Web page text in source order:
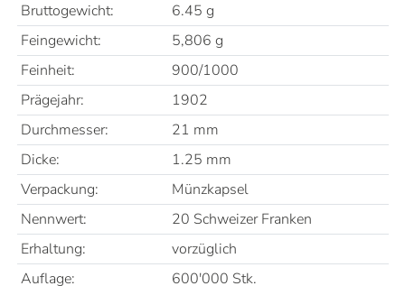
Bruttogewicht:
6.45 g
Feingewicht:
5,806 g
Feinheit:
900/1000
Prägejahr:
1902
Durchmesser:
21 mm
Dicke:
1.25 mm
Verpackung:
Münzkapsel
Nennwert:
20 Schweizer Franken
Erhaltung:
vorzüglich
Auflage:
600'000 Stk.